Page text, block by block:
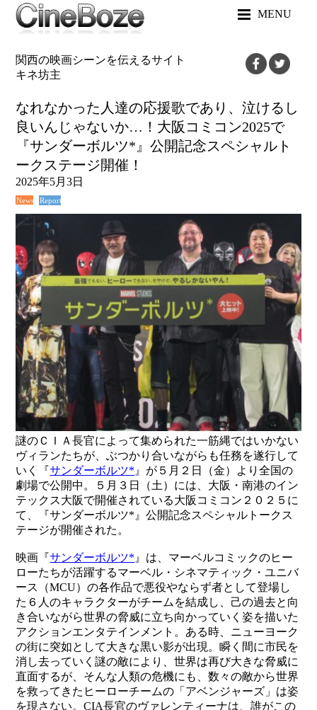
MENU
関西の映画シーンを伝えるサイト
キネ坊主
なれなかった人達の応援歌であり、泣けるし
良いんじゃないか…！大阪コミコン2025で
『サンダーボルツ*』公開記念スペシャルト
ークステージ開催！
2025年5月3日
News Report
謎のＣＩＡ長官によって集められた一筋縄ではいかない
ヴィランたちが、ぶつかり合いながらも任務を遂行して
いく『サンダーボルツ* 』が５月２日（金）より全国の
劇場で公開中。５月３日（土）には、大阪・南港のイン
テックス大阪で開催されている大阪コミコン２０２５に
て、『サンダーボルツ*』公開記念スペシャルトークス
テージが開催された。
映画『サンダーボルツ* 』は、マーベルコミックのヒー
ローたちが活躍するマーベル・シネマティック・ユニバ
ース（MCU）の各作品で悪役やならず者として登場し
た６人のキャラクターがチームを結成し、己の過去と向
き合いながら世界の脅威に立ち向かっていく姿を描いた
アクションエンタテインメント。ある時、ニューヨーク
の街に突如として大きな黒い影が出現。瞬く間に市民を
消し去っていく謎の敵により、世界は再び大きな脅威に
直面するが、そんな人類の危機にも、数々の敵から世界
を救ってきたヒーローチームの「アベンジャーズ」は姿
を現さない。CIA長官のヴァレンティーナは、誰がこの